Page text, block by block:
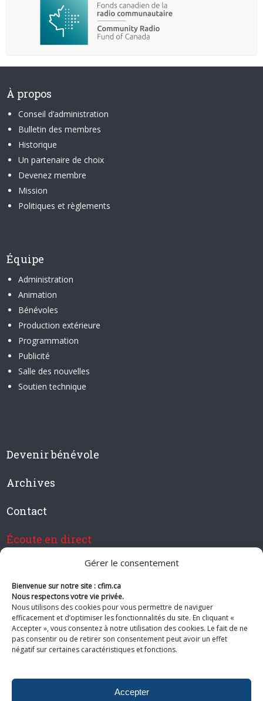
Gérer le consentement
Bienvenue sur notre site : cfim.ca
Nous respectons votre vie privée.
Nous utilisons des cookies pour vous permettre de naviguer
efficacement et d’optimiser les fonctionnalités du site. En cliquant «
Accepter », vous consentez à notre utilisation des cookies. Le fait de ne
pas consentir ou de retirer son consentement peut avoir un effet
négatif sur certaines caractéristiques et fonctions.
Accepter
À propos
Conseil d’administration
Bulletin des membres
Historique
Un partenaire de choix
Devenez membre
Mission
Politiques et règlements
Équipe
Administration
Animation
Bénévoles
Production extérieure
Programmation
Publicité
Salle des nouvelles
Soutien technique
Devenir bénévole
Archives
Contact
Écoute en direct
Devenir membre de CFIM
Suivez-nous